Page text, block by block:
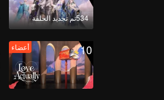
534تم تجديد الحلقة
10 أعضاء